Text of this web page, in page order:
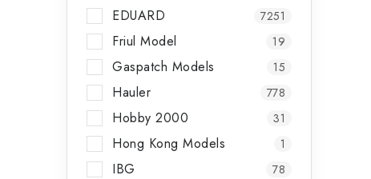
EDUARD 7251
Friul Model 19
Gaspatch Models 15
Hauler 778
Hobby 2000 31
Hong Kong Models 1
IBG 78